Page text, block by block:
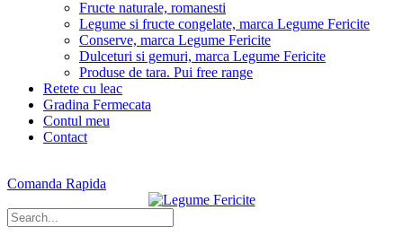
Fructe naturale, romanesti
Legume si fructe congelate, marca Legume Fericite
Conserve, marca Legume Fericite
Dulceturi si gemuri, marca Legume Fericite
Produse de tara. Pui free range
Retete cu leac
Gradina Fermecata
Contul meu
Contact
Comanda Rapida